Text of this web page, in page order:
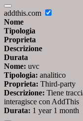
addthis.com
Nome
Tipologia
Proprieta
Descrizione
Durata
Nome: uvc
Tipologia: analitico
Proprieta: Third-party
Descrizione: Tiene
interagisce con AddThis
Durata: 1 year 1 month